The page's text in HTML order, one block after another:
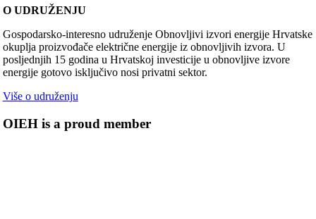
O UDRUŽENJU
Gospodarsko-interesno udruženje Obnovljivi izvori energije Hrvatske
okuplja proizvođače električne energije iz obnovljivih izvora. U
posljednjih 15 godina u Hrvatskoj investicije u obnovljive izvore
energije gotovo isključivo nosi privatni sektor.
Više o udruženju
OIEH is a proud member